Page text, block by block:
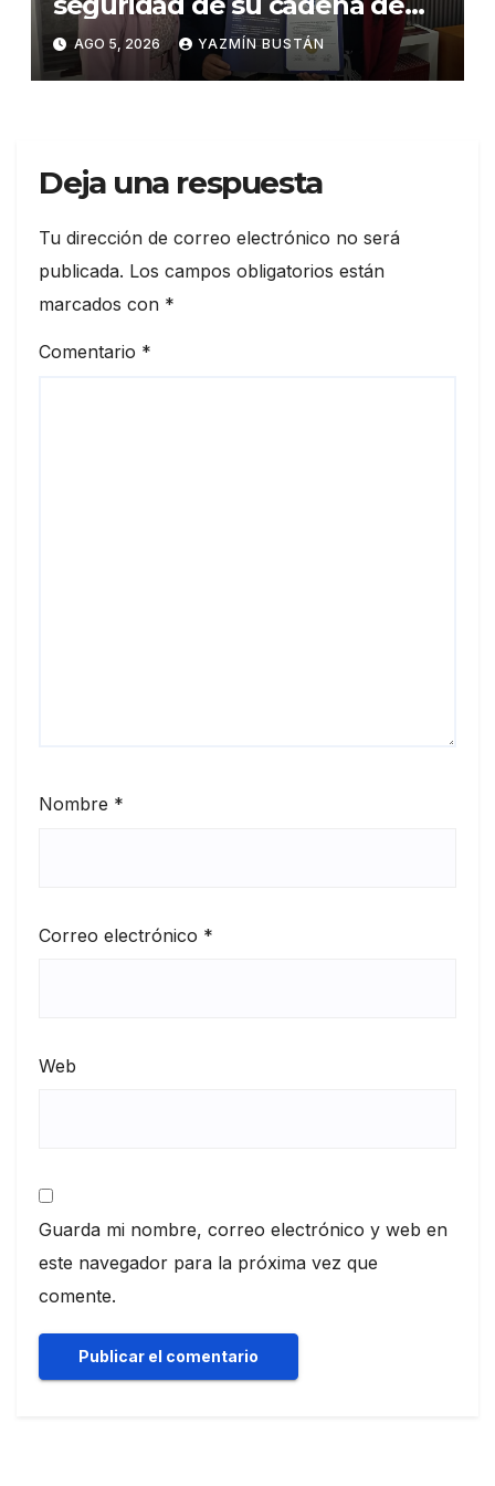
suministro con certificación
BASC en dos plantas
AGO 5, 2026 YAZMÍN BUSTÁN
Deja una respuesta
Tu dirección de correo electrónico no será
publicada. Los campos obligatorios están
marcados con *
Comentario *
Nombre *
Correo electrónico *
Web
Guarda mi nombre, correo electrónico y web en
este navegador para la próxima vez que
comente.